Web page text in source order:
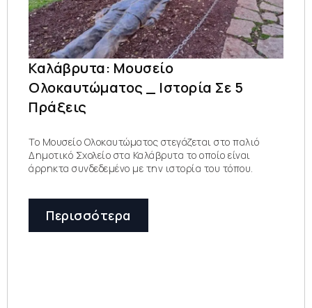
Καλάβρυτα: Μουσείο
Ολοκαυτώματος _ Ιστορία Σε 5
Πράξεις
Το Μουσείο Ολοκαυτώματος στεγάζεται στο παλιό
Δημοτικό Σχολείο στα Καλάβρυτα το οποίο είναι
άρρηκτα συνδεδεμένο με την ιστορία του τόπου.
Περισσότερα